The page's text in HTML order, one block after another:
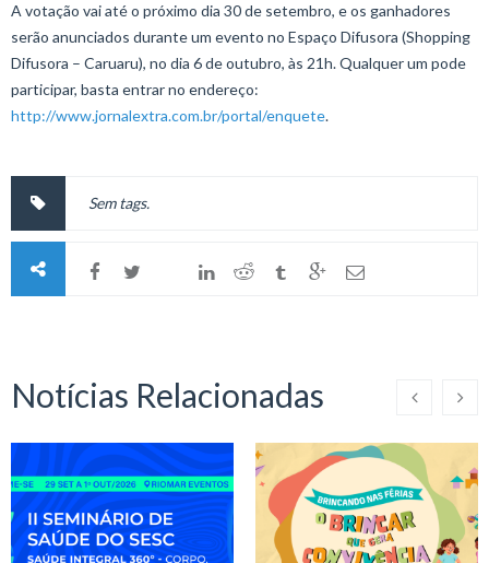
A votação vai até o próximo dia 30 de setembro, e os ganhadores
serão anunciados durante um evento no Espaço Difusora (Shopping
Difusora – Caruaru), no dia 6 de outubro, às 21h. Qualquer um pode
participar, basta entrar no endereço:
http://www.jornalextra.com.br/portal/enquete.
Sem tags.
Notícias Relacionadas